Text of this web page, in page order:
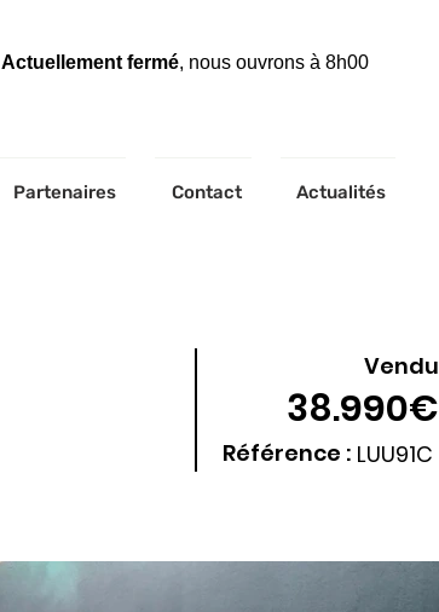
Actuellement fermé, nous ouvrons à 8h00
Partenaires Contact Actualités
Vendu
38.990€
Référence : LUU91C